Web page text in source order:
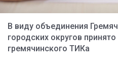
В виду объединения
городских округов
гремячинского ТИКа